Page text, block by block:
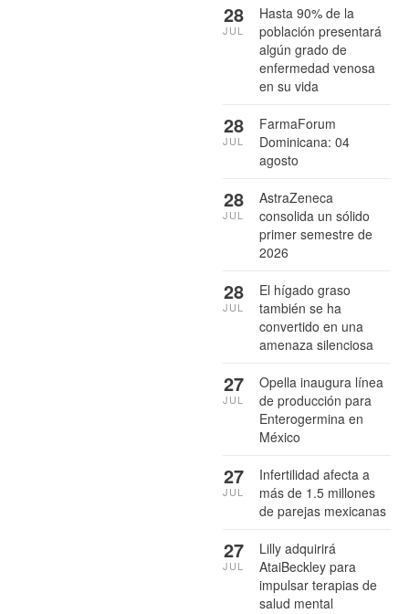
Hasta 90% de la
población presentará
algún grado de
enfermedad venosa
en su vida
28
JUL
FarmaForum
Dominicana: 04
agosto
28
JUL
AstraZeneca
consolida un sólido
primer semestre de
2026
28
JUL
El hígado graso
también se ha
convertido en una
amenaza silenciosa
28
JUL
Opella inaugura línea
de producción para
Enterogermina en
México
27
JUL
Infertilidad afecta a
más de 1.5 millones
de parejas mexicanas
27
JUL
Lilly adquirirá
AtaiBeckley para
impulsar terapias de
salud mental
27
JUL